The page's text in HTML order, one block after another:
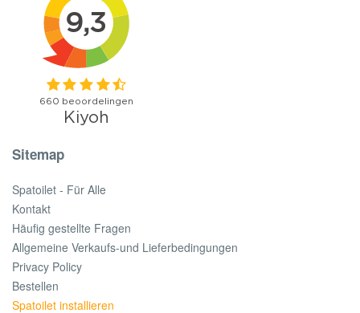
Sitemap
Spatoilet - Für Alle
Kontakt
Häufig gestellte Fragen
Allgemeine Verkaufs-und Lieferbedingungen
Privacy Policy
Bestellen
Spatoilet installieren